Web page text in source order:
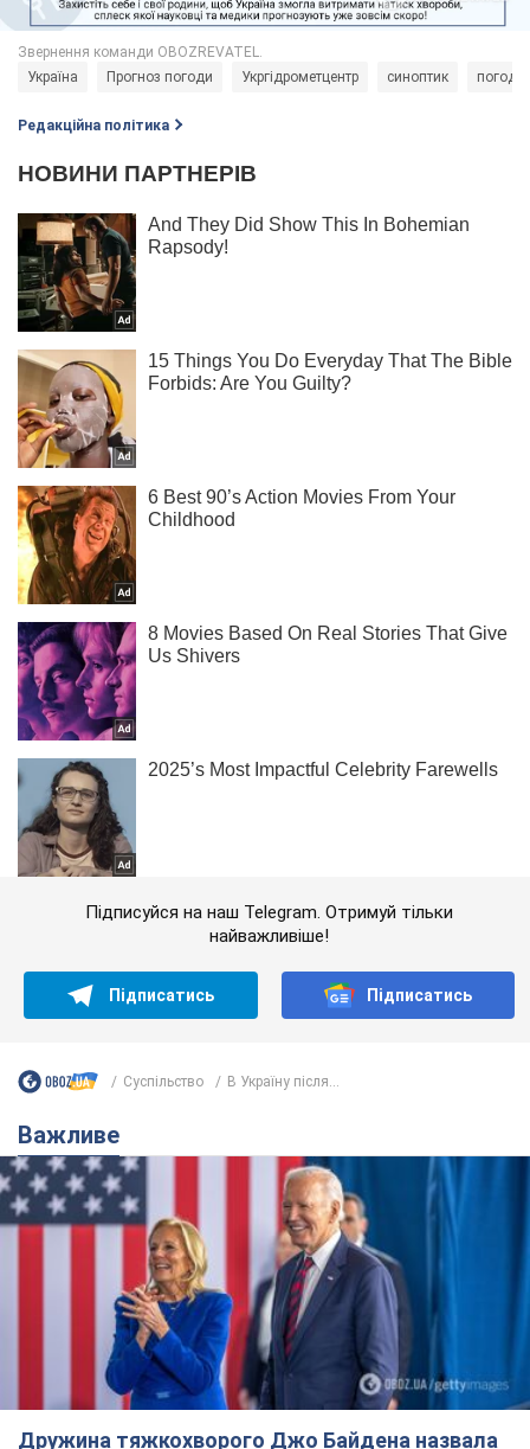
Україна Прогноз погоди Укргідрометцентр синоптик погода
Редакційна політика
Підписуйся на наш Telegram. Отримуй тільки
найважливіше!
Підписатись Підписатись
Суспільство В Україну після...
Важливе
Дружина тяжкохворого Джо Байдена назвала